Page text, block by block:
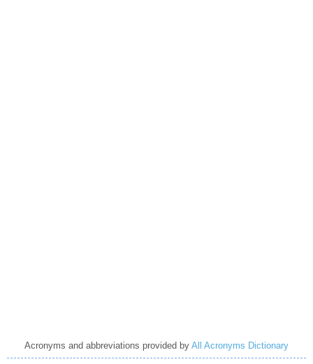
Acronyms and abbreviations provided by All Acronyms Dictionary